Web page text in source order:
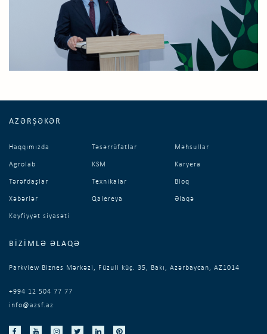
AZƏRŞƏKƏR
Haqqımızda Təsərrüfatlar Məhsullar
Agrolab KSM Karyera
Tərəfdaşlar Texnikalar Bloq
Xəbərlər Qalereya Əlaqə
Keyfiyyət siyasəti
BIZIMLƏ ƏLAQƏ
Parkview Biznes Mərkəzi, Füzuli küç. 35, Bakı, Azərbaycan, AZ1014
+994 12 504 77 77
info@azsf.az